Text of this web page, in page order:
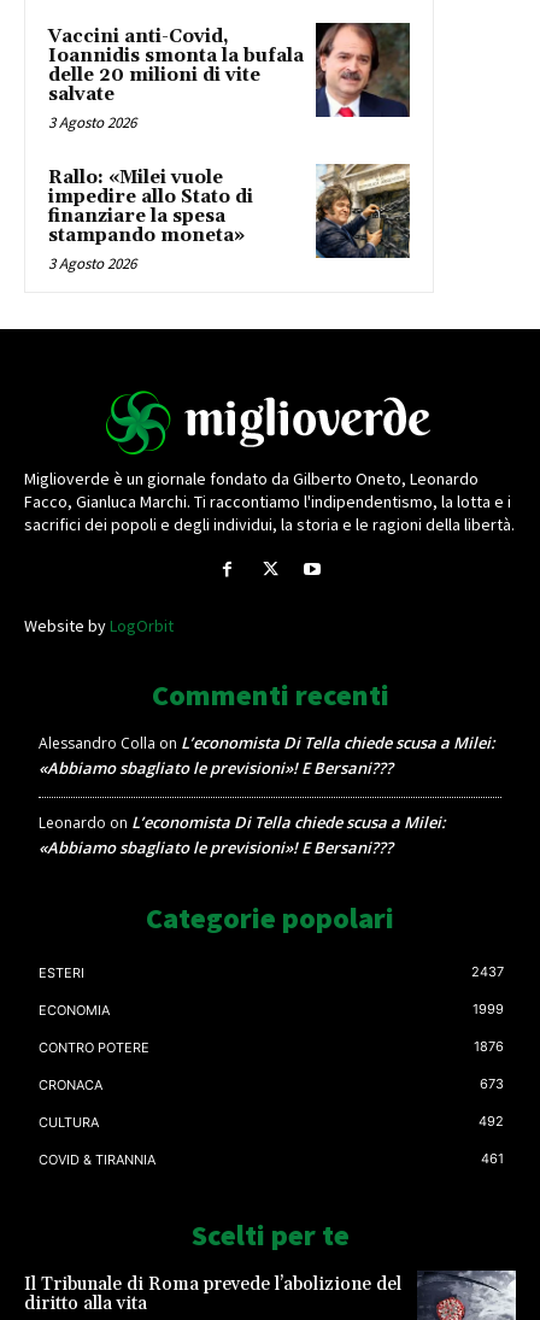
Vaccini anti-Covid,
Ioannidis smonta la bufala
delle 20 milioni di vite
salvate
3 Agosto 2026
Rallo: «Milei vuole
impedire allo Stato di
finanziare la spesa
stampando moneta»
3 Agosto 2026
Miglioverde è un giornale fondato da Gilberto Oneto, Leonardo
Facco, Gianluca Marchi. Ti raccontiamo l'indipendentismo, la lotta e i
sacrifici dei popoli e degli individui, la storia e le ragioni della libertà.
Website byLogOrbit
Commenti recenti
Alessandro Colla on L’economista Di Tella chiede scusa a Milei:
«Abbiamo sbagliato le previsioni»! E Bersani???
Leonardo on L’economista Di Tella chiede scusa a Milei:
«Abbiamo sbagliato le previsioni»! E Bersani???
Categorie popolari
ESTERI 2437
ECONOMIA 1999
CONTRO POTERE 1876
CRONACA 673
CULTURA 492
COVID & TIRANNIA 461
Scelti per te
Il Tribunale di Roma prevede l’abolizione del
diritto alla vita